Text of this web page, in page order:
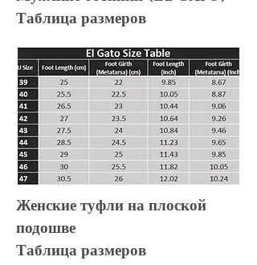
Таблица размеров
Женские туфли на плоской
подошве
Таблица размеров